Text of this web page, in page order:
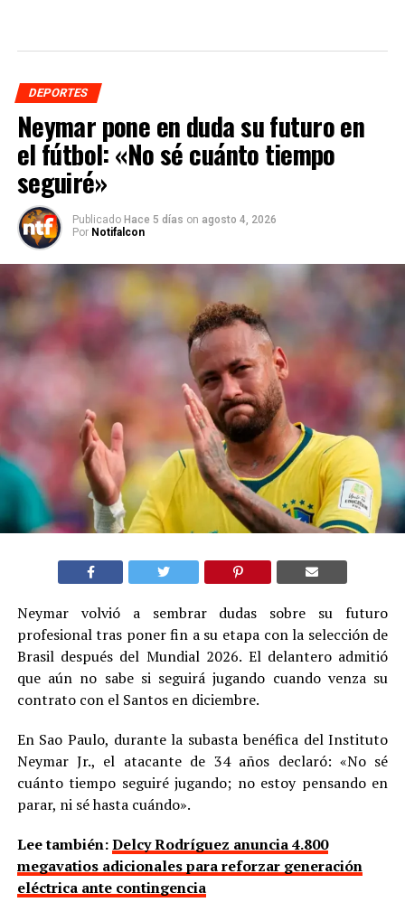
DEPORTES
Neymar pone en duda su futuro en
el fútbol: «No sé cuánto tiempo
seguiré»
Publicado Hace 5 días on agosto 4, 2026
Por Notifalcon
Neymar volvió a sembrar dudas sobre su futuro
profesional tras poner fin a su etapa con la selección de
Brasil después del Mundial 2026. El delantero admitió
que aún no sabe si seguirá jugando cuando venza su
contrato con el Santos en diciembre.
En Sao Paulo, durante la subasta benéfica del Instituto
Neymar Jr., el atacante de 34 años declaró: «No sé
cuánto tiempo seguiré jugando; no estoy pensando en
parar, ni sé hasta cuándo».
Lee también:Delcy Rodríguez anuncia 4.800
megavatios adicionales para reforzar generación
eléctrica ante contingencia